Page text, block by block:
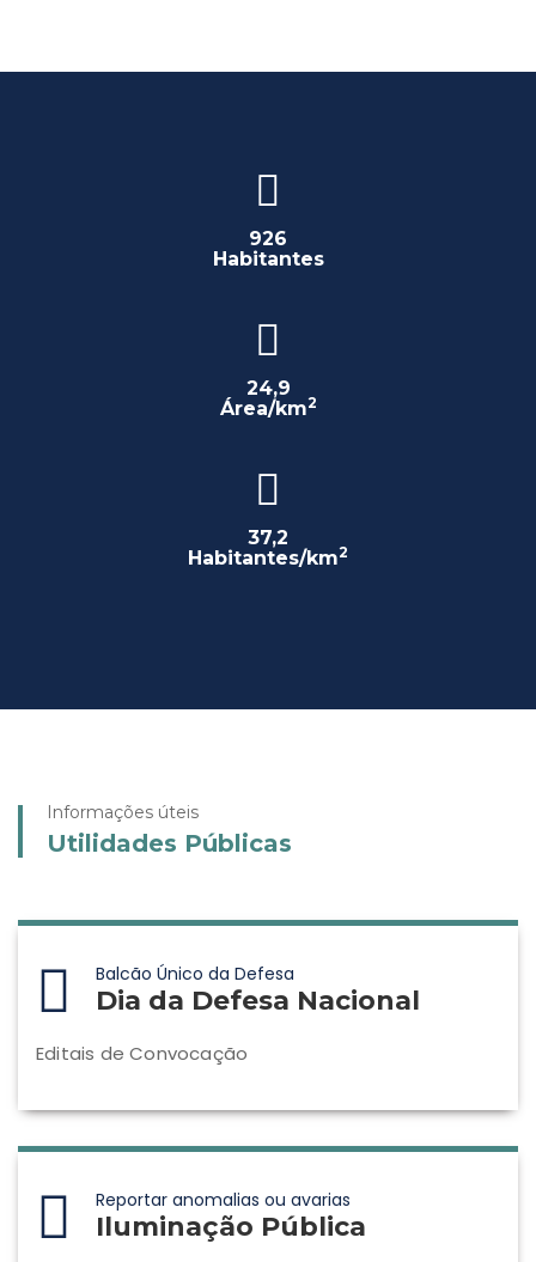
926
Habitantes
24,9
Área/km2
37,2
Habitantes/km2
Informações úteis
Utilidades Públicas
Balcão Único da Defesa
Dia da Defesa Nacional
Editais de Convocação
Reportar anomalias ou avarias
Iluminação Pública